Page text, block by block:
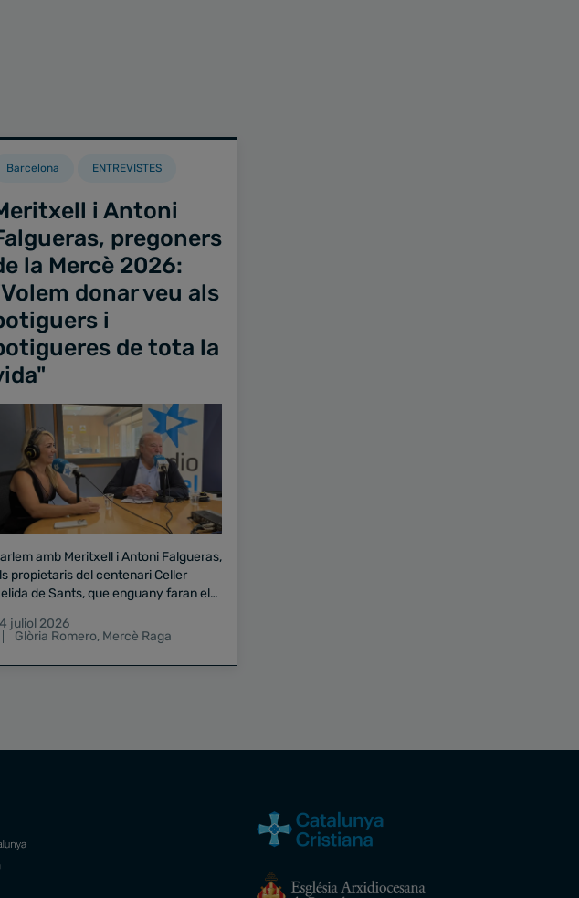
Barcelona ENTREVISTES
i Antoni
pregoners
la Mercè 2026:
donar veu als
i
de tota la
amb Meritxell i Antoni Falgueras,
propietaris del centenari Celler
de Sants, que enguany faran el
juliol 2026
Glòria Romero, Mercè Raga